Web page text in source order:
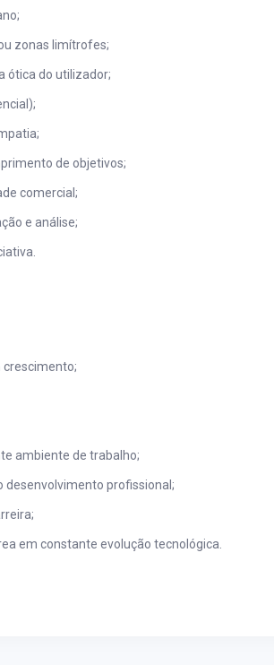
zonas limítrofes;
ótica do utilizador;
de objetivos;
comercial;
e análise;
crescimento;
ambiente de trabalho;
profissional;
em constante evolução tecnológica.